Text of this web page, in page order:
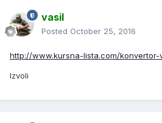
vasil
Posted October 25, 2016
http://www.kursna-lista.com/konvertor-
Izvoli